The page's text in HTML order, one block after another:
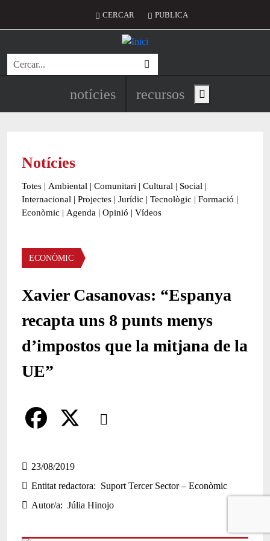
Menú del compte d'usuari
CERCAR PUBLICA
Cerca
Navegació principal de
notícies recursos Show main menu
Notícies
Totes | Ambiental | Comunitari | Cultural | Social |
Internacional | Projectes | Jurídic | Tecnològic | Formació |
Econòmic | Agenda | Opinió | Vídeos
Àmbit de la notícia
ECONÒMIC
Xavier Casanovas: “Espanya
recapta uns 8 punts menys
d’impostos que la mitjana de la
UE”
Comparteix
a
c
e
23/08/2019
Entitat redactora
Suport Tercer Sector – Econòmic
Autor/a
Júlia Hinojo